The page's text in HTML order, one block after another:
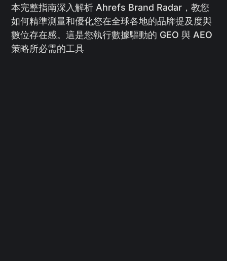
本完整指南深入解析 Ahrefs Brand Radar，教您
如何精準測量和優化您在全球各地的品牌提及度與
數位存在感。這是您執行數據驅動的 GEO 與 AEO
策略所必需的工具